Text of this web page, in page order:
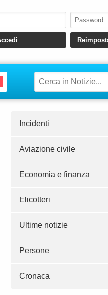
Incidenti
Aviazione civile
Economia e finanza
Elicotteri
Ultime notizie
Persone
Cronaca